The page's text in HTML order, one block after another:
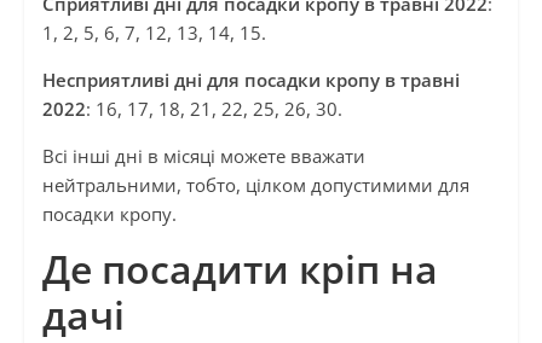
1, 2, 5, 6, 7, 12, 13, 14, 15.
Несприятливі дні для посадки кропу в травні
2022: 16, 17, 18, 21, 22, 25, 26, 30.
Всі інші дні в місяці можете вважати
нейтральними, тобто, цілком допустимими для
посадки кропу.
Де посадити кріп на
дачі